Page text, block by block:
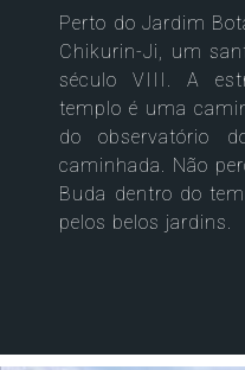
Perto do Jardim
Chikurin-Ji, um
século VIII. A
templo é uma
do observatório
caminhada. Não
Buda dentro do
pelos belos jardins.